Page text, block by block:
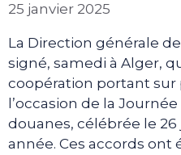
25 janvier 2025
La Direction générale
signé, samedi à Alger,
coopération portant sur
l’occasion de la
douanes, célébrée le
année. Ces accords ont